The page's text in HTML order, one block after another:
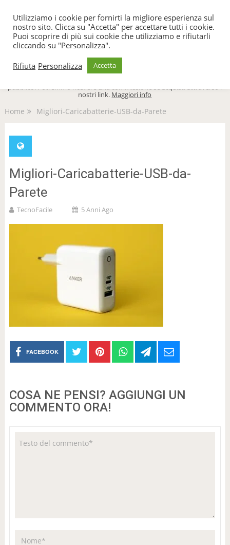
TecnoFacile
Menu
pubblico. Potremmo ricevere una commissione se acquisti attraverso i
nostri link. Maggiori info
Home Migliori-Caricabatterie-USB-da-Parete
Migliori-Caricabatterie-USB-da-
Parete
TecnoFacile 5 Anni Ago
FACEBOOK
COSA NE PENSI? AGGIUNGI UN
COMMENTO ORA!
Utilizziamo i cookie per fornirti la migliore esperienza sul
nostro sito. Clicca su "Accetta" per accettare tutti i cookie.
Puoi scoprire di più sui cookie che utilizziamo e rifiutarli
cliccando su "Personalizza".
Rifiuta Personalizza Accetta